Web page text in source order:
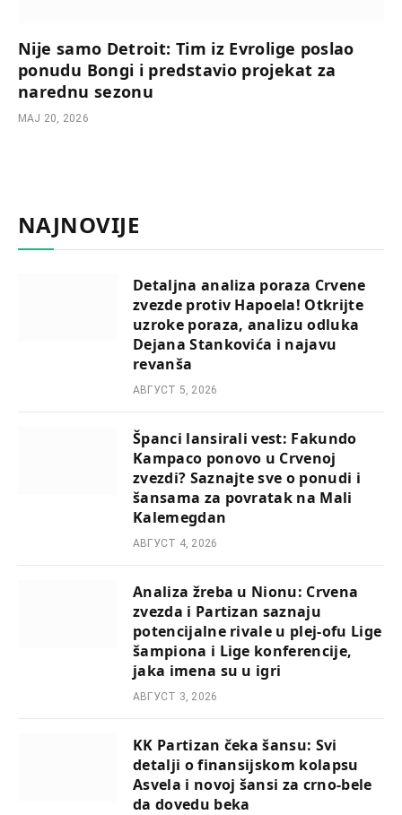
Nije samo Detroit: Tim iz Evrolige poslao
ponudu Bongi i predstavio projekat za
narednu sezonu
МАЈ 20, 2026
NAJNOVIJE
Detaljna analiza poraza Crvene
zvezde protiv Hapoela! Otkrijte
uzroke poraza, analizu odluka
Dejana Stankovića i najavu
revanša
АВГУСТ 5, 2026
Španci lansirali vest: Fakundo
Kampaco ponovo u Crvenoj
zvezdi? Saznajte sve o ponudi i
šansama za povratak na Mali
Kalemegdan
АВГУСТ 4, 2026
Analiza žreba u Nionu: Crvena
zvezda i Partizan saznaju
potencijalne rivale u plej-ofu Lige
šampiona i Lige konferencije,
jaka imena su u igri
АВГУСТ 3, 2026
KK Partizan čeka šansu: Svi
detalji o finansijskom kolapsu
Asvela i novoj šansi za crno-bele
da dovedu beka